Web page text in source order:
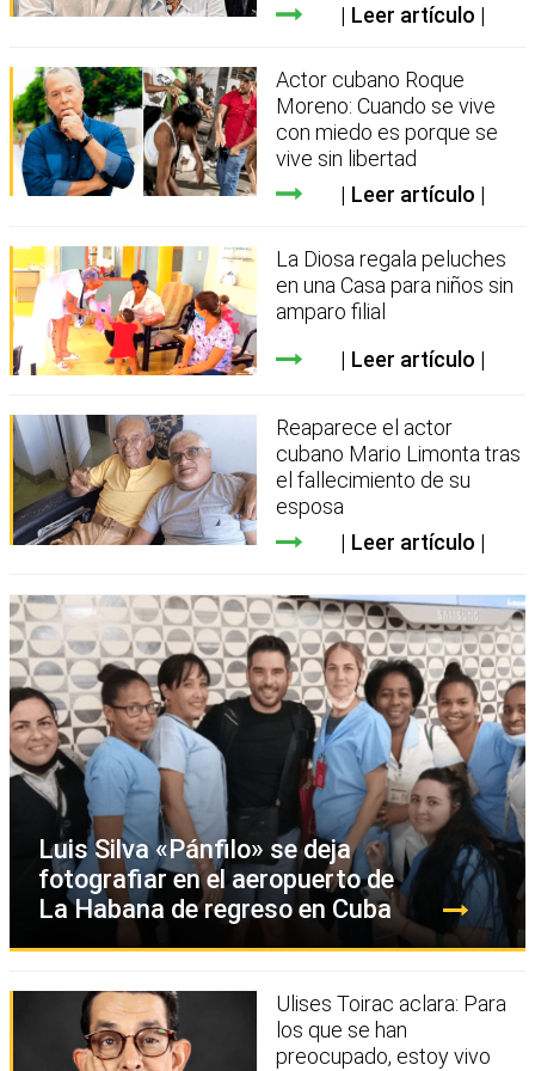
Leer artículo
Actor cubano Roque
Moreno: Cuando se vive
con miedo es porque se
vive sin libertad
Leer artículo
La Diosa regala peluches
en una Casa para niños sin
amparo filial
Leer artículo
Reaparece el actor
cubano Mario Limonta tras
el fallecimiento de su
esposa
Leer artículo
Luis Silva «Pánfilo» se deja
fotografiar en el aeropuerto de
La Habana de regreso en Cuba
Ulises Toirac aclara: Para
los que se han
preocupado, estoy vivo